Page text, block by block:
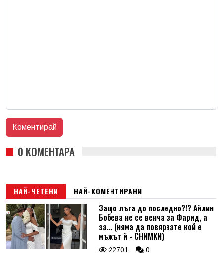
0 КОМЕНТАРА
НАЙ-ЧЕТЕНИ НАЙ-КОМЕНТИРАНИ
Защо лъга до последно?!? Айлин
Бобева не се венча за Фарид, а
за... (няма да повярвате кой е
мъжът й - СНИМКИ)
22701 0